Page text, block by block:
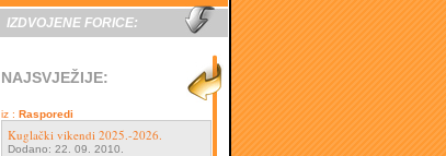
IZDVOJENE FORICE:
NAJSVJEŽIJE:
iz : Rasporedi
Kuglački vikendi 2025.-2026.
Dodano: 22. 09. 2010.